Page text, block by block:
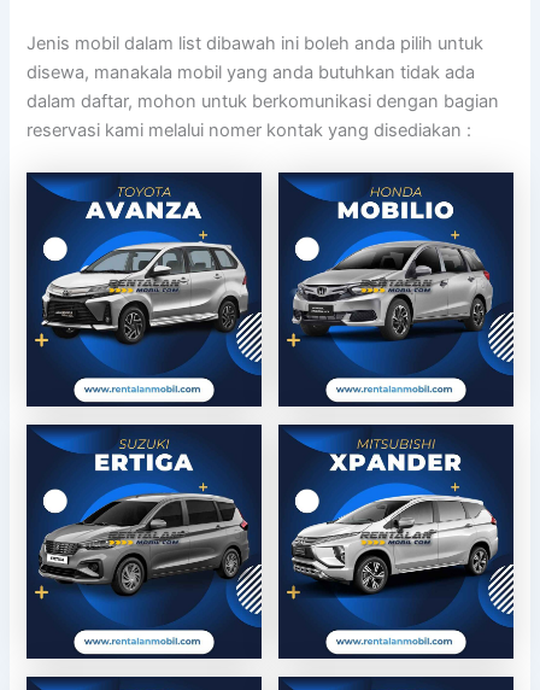
Jenis mobil dalam list dibawah ini boleh anda pilih untuk
disewa, manakala mobil yang anda butuhkan tidak ada
dalam daftar, mohon untuk berkomunikasi dengan bagian
reservasi kami melalui nomer kontak yang disediakan :